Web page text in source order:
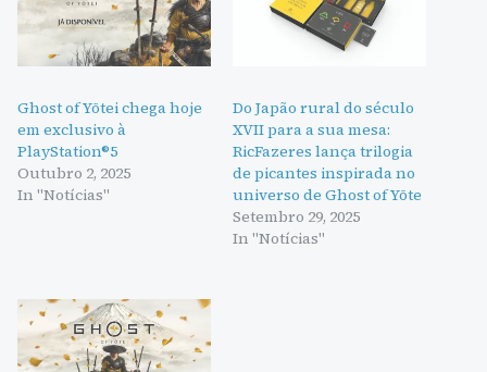
Ghost of Yōtei chega hoje
em exclusivo à
PlayStation®5
Outubro 2, 2025
In "Notícias"
Do Japão rural do século
XVII para a sua mesa:
RicFazeres lança trilogia
de picantes inspirada no
universo de Ghost of Yōte
Setembro 29, 2025
In "Notícias"